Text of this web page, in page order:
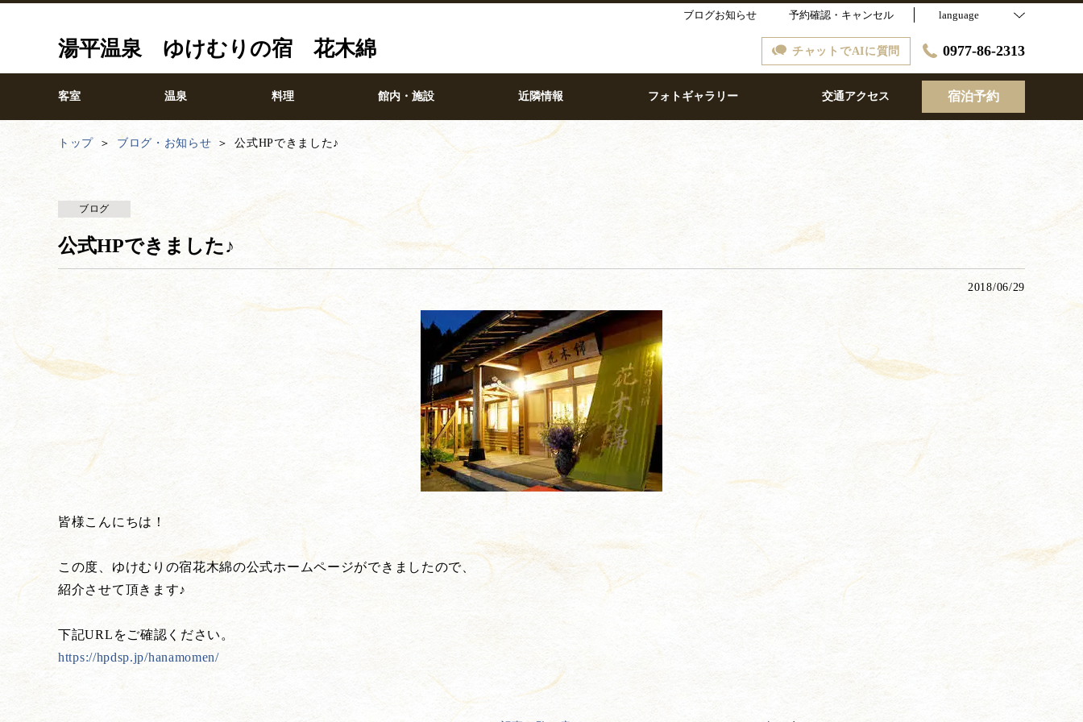
ブログお知らせ 予約確認・キャンセル language
湯平温泉 ゆけむりの宿 花木綿 チャットでAIに質問 0977-86-2313
客室 温泉 料理 館内・施設 近隣情報 フォトギャラリー 交通アクセス 宿泊予約
トップ ブログ・お知らせ 公式HPできました♪
ブログ
公式HPできました♪
2018/06/29
皆様こんにちは！
この度、ゆけむりの宿花木綿の公式ホームページができましたので、
紹介させて頂きます♪
下記URLをご確認ください。
https://hpdsp.jp/hanamomen/